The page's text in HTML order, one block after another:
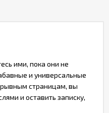
ими, пока они не
и универсальные
страницам, вы
и оставить записку,